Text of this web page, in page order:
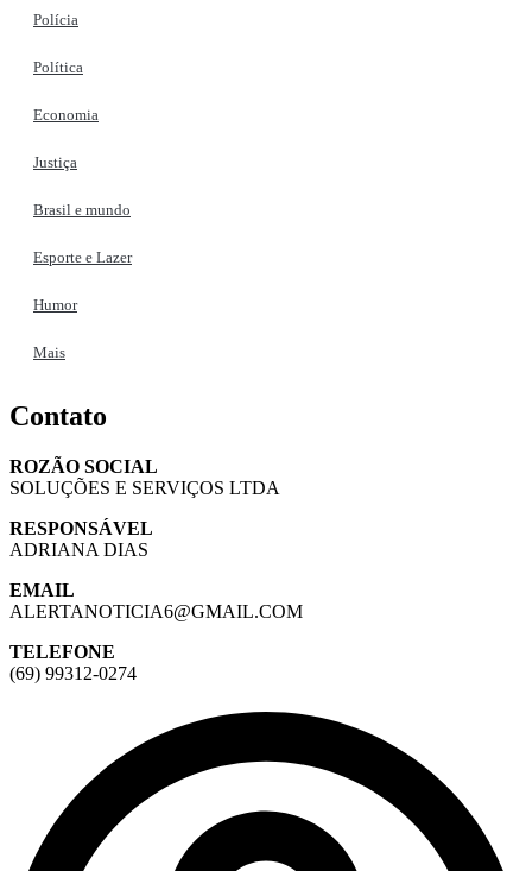
Polícia
Política
Economia
Justiça
Brasil e mundo
Esporte e Lazer
Humor
Mais
Contato
ROZÃO SOCIAL
SOLUÇÕES E SERVIÇOS LTDA
RESPONSÁVEL
ADRIANA DIAS
EMAIL
ALERTANOTICIA6@GMAIL.COM
TELEFONE
(69) 99312-0274